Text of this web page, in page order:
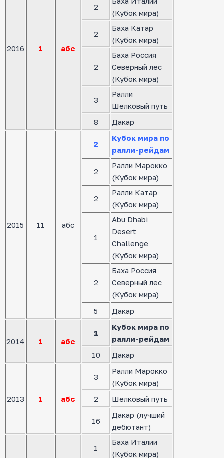
2016 1 абс
2
(Кубок мира)
2
Баха Катар
(Кубок мира)
2
Баха Россия
Северный лес
(Кубок мира)
3
Ралли
Шелковый путь
8
Дакар
2015 11 абс
2
Кубок мира по
ралли-рейдам
2
Ралли Марокко
(Кубок мира)
2
Ралли Катар
(Кубок мира)
1
Abu Dhabi
Desert
Challenge
(Кубок мира)
2
Баха Россия
Северный лес
(Кубок мира)
5
Дакар
2014 1 абс
1
Кубок мира по
ралли-рейдам
10
Дакар
2013 1 абс
3
Ралли Марокко
(Кубок мира)
2
Шелковый путь
16
Дакар (лучший
дебютант)
1
Баха Италии
(Кубок мира)